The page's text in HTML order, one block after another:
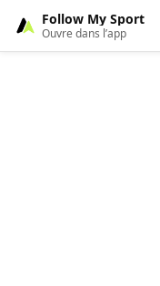
Follow My Sport
Ouvre dans l’app